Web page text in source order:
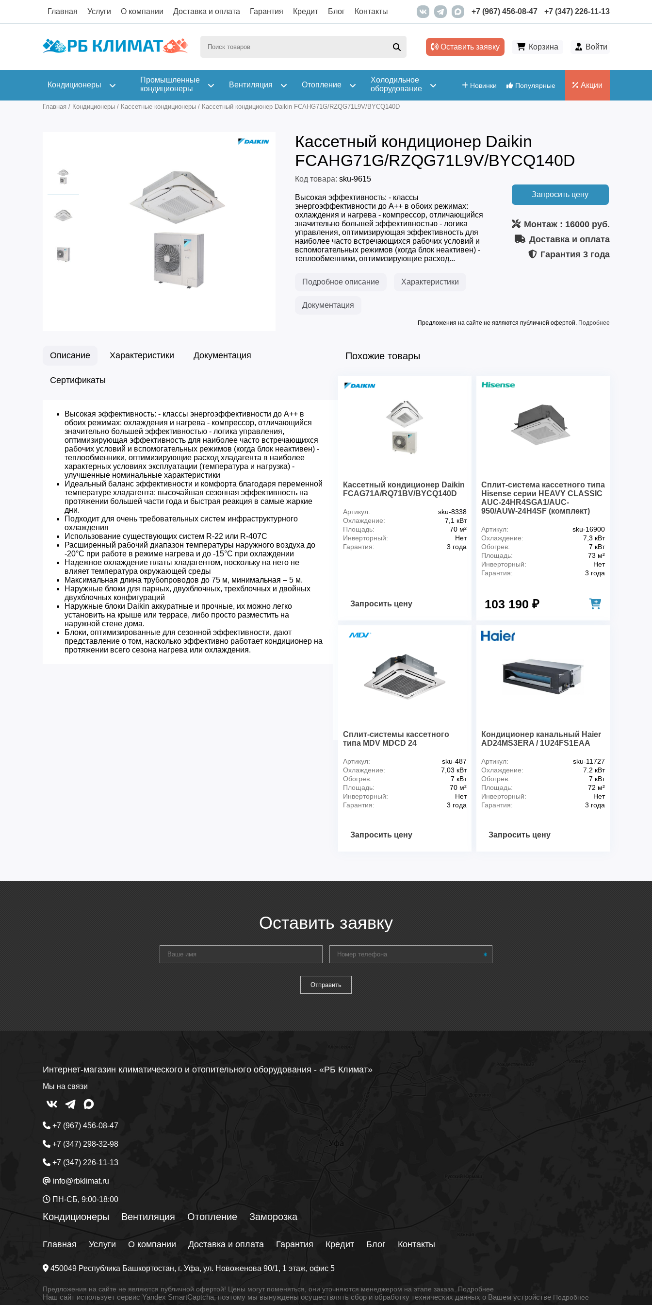
Главная Услуги О компании Доставка и оплата Гарантия Кредит Блог Контакты +7 (967) 456-08-47 +7 (347) 226-11-13
Оставить заявку Корзина Войти
Новинки Популярные Акции
Кондиционеры
Промышленные
кондиционеры
Вентиляция Отопление
Холодильное
оборудование
Главная / Кондиционеры / Кассетные кондиционеры / Кассетный кондиционер Daikin FCAHG71G/RZQG71L9V/BYCQ140D
Кассетный кондиционер Daikin
FCAHG71G/RZQG71L9V/BYCQ140D
Код товара: sku-9615
Высокая эффективность: - классы
энергоэффективности до A++ в обоих режимах:
охлаждения и нагрева - компрессор, отличающийся
значительно большей эффективностью - логика
управления, оптимизирующая эффективность для
наиболее часто встречающихся рабочих условий и
вспомогательных режимов (когда блок неактивен) -
теплообменники, оптимизирующие расход...
Подробное описание Характеристики
Документация
Запросить цену
Монтаж: 16000 руб.
Доставка и оплата
Гарантия 3 года
Предложения на сайте не являются публичной офертой. Подробнее
Описание Характеристики Документация
Сертификаты
Высокая эффективность: - классы энергоэффективности до A++ в
обоих режимах: охлаждения и нагрева - компрессор, отличающийся
значительно большей эффективностью - логика управления,
оптимизирующая эффективность для наиболее часто встречающихся
рабочих условий и вспомогательных режимов (когда блок неактивен) -
теплообменники, оптимизирующие расход хладагента в наиболее
характерных условиях эксплуатации (температура и нагрузка) -
улучшенные номинальные характеристики
Идеальный баланс эффективности и комфорта благодаря переменной
температуре хладагента: высочайшая сезонная эффективность на
протяжении большей части года и быстрая реакция в самые жаркие
дни.
Подходит для очень требовательных систем инфраструктурного
охлаждения
Использование существующих систем R-22 или R-407C
Расширенный рабочий диапазон температуры наружного воздуха до
-20°C при работе в режиме нагрева и до -15°С при охлаждении
Надежное охлаждение платы хладагентом, поскольку на него не
влияет температура окружающей среды
Максимальная длина трубопроводов до 75 м, минимальная – 5 м.
Наружные блоки для парных, двухблочных, трехблочных и двойных
двухблочных конфигураций
Наружные блоки Daikin аккуратные и прочные, их можно легко
установить на крыше или террасе, либо просто разместить на
наружной стене дома.
Блоки, оптимизированные для сезонной эффективности, дают
представление о том, насколько эффективно работает кондиционер на
протяжении всего сезона нагрева или охлаждения.
Основные характеристики
Да
Для помещения площадью, м2
70
Основные режимы работы
Класс сезонной энергоэффективности, обогрев
A+
Класс сезонной энергоэффективности, охл.
A++
Коэффициент сезонной энергоэффективности, обогрев,
SCOP
4.54
Коэффициент сезонной энергоэффективности, охл., ESEER
Теплопроизводительность, кВт
Холодопроизводительность, кВт
1~, 220-240 В, 50 Гц
Расход воздуха, ВБ, нагрев, м3/ч
1416/1128/822
Уровень звукового давления, НБ, охлаждение, дБ(А)
Максимальная длина трассы, м
Максимальный перепад высот, м
30
Трубопровод со стороны газа, Ø, мм
15.9
Трубопровод со стороны жидкости, Ø, мм
9.5
Похожие товары
Кассетный кондиционер Daikin
FCAG71A/RQ71BV/BYCQ140D
Артикул:
sku-8338
Охлаждение:
7,1 кВт
Площадь:
70 м²
Инверторный:
Нет
Гарантия:
3 года
Запросить цену
Сплит-система кассетного типа
Hisense серии HEAVY CLASSIC
AUC-24HR4SGA1/AUC-
950/AUW-24H4SF (комплект)
Артикул:
sku-16900
Охлаждение:
7,3 кВт
Обогрев:
7 кВт
Площадь:
73 м²
Инверторный:
Нет
Гарантия:
3 года
103 190 ₽
Сплит-системы кассетного
типа MDV MDCD 24
Артикул:
sku-487
Охлаждение:
7,03 кВт
Обогрев:
7 кВт
Площадь:
70 м²
Инверторный:
Нет
Гарантия:
3 года
Запросить цену
Кондиционер канальный Haier
AD24MS3ERA / 1U24FS1EAA
Артикул:
sku-11727
Охлаждение:
7.2 кВт
Обогрев:
7 кВт
Площадь:
72 м²
Инверторный:
Нет
Гарантия:
3 года
Запросить цену
Оставить заявку
Интернет-магазин климатического и отопительного оборудования - «РБ Климат»
Мы на связи
+7 (967) 456-08-47
+7 (347) 298-32-98
+7 (347) 226-11-13
info@rbklimat.ru
ПН-СБ, 9:00-18:00
Кондиционеры Вентиляция Отопление Заморозка
Главная Услуги О компании Доставка и оплата Гарантия Кредит Блог Контакты
450049 Республика Башкортостан, г. Уфа, ул. Новоженова 90/1, 1 этаж, офис 5
Предложения на сайте не являются публичной офертой! Цены могут поменяться, они уточняются менеджером на этапе заказа. Подробнее
Наш сайт использует сервис Yandex SmartCaptcha, поэтому мы вынуждены осуществлять сбор и обработку технических данных о Вашем устройстве Подробнее